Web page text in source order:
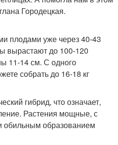
Городецкая.
плодами уже через 40-43
вырастают до 100-120
11-14 см. С одного
собрать до 16-18 кг
гибрид, что означает,
Растения мощные, с
обильным образованием